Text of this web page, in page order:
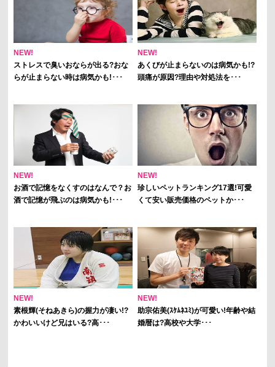
NEW!
ストレスで臭いおならが出る?おな
らが止まらない時は病気かも!･･･
NEW!
あくびが止まらないのは病気かも!?
頭痛が原因?理由や対処法を･･･
NEW!
お酒で記憶をなくすのはなんで？お
酒で記憶が飛ぶのは病気かも!･･･
NEW!
珍しいペットランキング17選!可愛
くて安い販売価格のペットか･･･
NEW!
素根輝(そねあきら)の握力が凄い!?
かわいいけど兄はいる?高･･･
NEW!
助宗佑美(ｽｹﾑﾈﾕﾐ)が可愛い!年齢や結
婚暦は?高校や大学･･･